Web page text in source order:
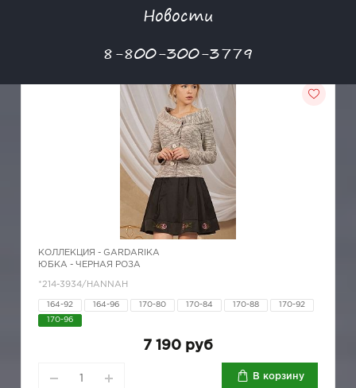
Новости
8-800-300-3779
КОЛЛЕКЦИЯ - GARDARIKA
ЮБКА - ЧЕРНАЯ РОЗА
*214-3934/HANNAH
164-92 164-96 170-80 170-84 170-88 170-92
170-96
7 190 руб
В корзину